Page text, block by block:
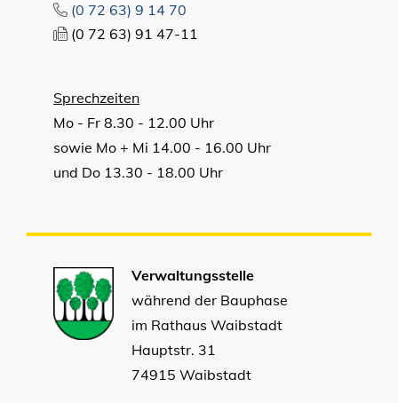
(0 72 63) 9 14 70
(0 72 63) 91 47-11
Sprechzeiten
Mo - Fr 8.30 - 12.00 Uhr
sowie Mo + Mi 14.00 - 16.00 Uhr
und Do 13.30 - 18.00 Uhr
Verwaltungsstelle
während der Bauphase
im Rathaus Waibstadt
Hauptstr. 31
74915 Waibstadt